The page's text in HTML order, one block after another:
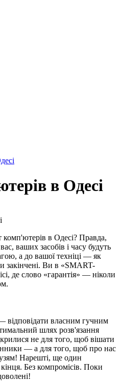
в Одесі
в Одесі? Правда,
ваших засобів і часу будуть
а до вашої техніці — як
закінчені. Ви в «SMART-
де слово «гарантія» — ніколи
власним гучним
шлях розв'язання
не для того, щоб вішати
— а для того, щоб про нас
Нарешті, ще один
Без компромісів. Поки